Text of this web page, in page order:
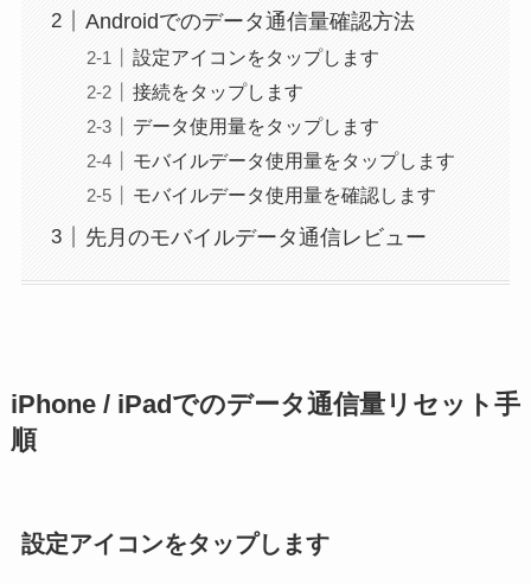
Androidでのデータ通信量確認方法
設定アイコンをタップします
接続をタップします
データ使用量をタップします
モバイルデータ使用量をタップします
モバイルデータ使用量を確認します
先月のモバイルデータ通信レビュー
iPhone / iPadでのデータ通信量リセット手
順
設定アイコンをタップします